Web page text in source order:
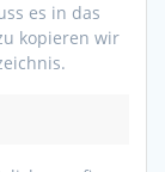
es in das
kopieren wir